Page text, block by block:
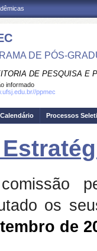
DE PÓS-
DE PESQUISA E
informado
ppmec
Calendário Processos
os
de